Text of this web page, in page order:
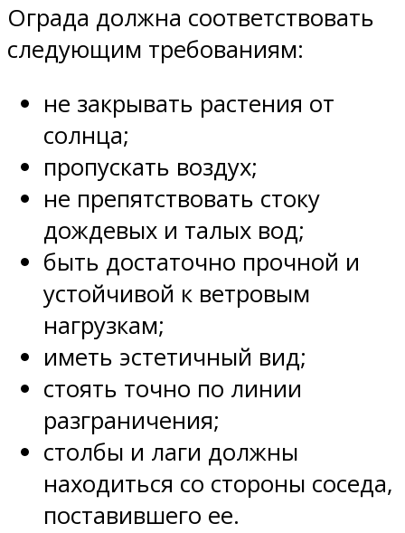
Ограда должна соответствовать
следующим требованиям:
не закрывать растения от
солнца;
пропускать воздух;
не препятствовать стоку
дождевых и талых вод;
быть достаточно прочной и
устойчивой к ветровым
нагрузкам;
иметь эстетичный вид;
стоять точно по линии
разграничения;
столбы и лаги должны
находиться со стороны соседа,
поставившего ее.